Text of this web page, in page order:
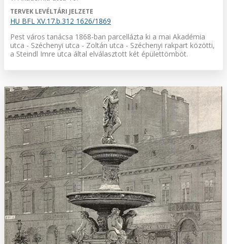
TERVEK LEVÉLTÁRI JELZETE
HU BFL XV.17.b.312 1626/1869
Pest város tanácsa 1868-ban parcellázta ki a mai Akadémia
utca - Széchenyi utca - Zoltán utca - Széchenyi rakpart közötti,
a Steindl Imre utca által elválasztott két épülettömböt.